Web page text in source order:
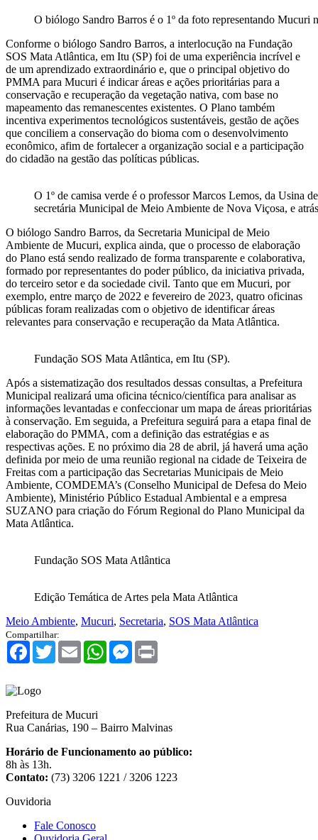
O biólogo Sandro Barros é o 1º da foto representando Mucuri
Conforme o biólogo Sandro Barros, a interlocução na Fundação
SOS Mata Atlântica, em Itu (SP) foi de uma experiência incrível e
de um aprendizado extraordinário e, que o principal objetivo do
PMMA para Mucuri é indicar áreas e ações prioritárias para a
conservação e recuperação da vegetação nativa, com base no
mapeamento das remanescentes existentes. O Plano também
incentiva experimentos tecnológicos sustentáveis, gestão de ações
que conciliem a conservação do bioma com o desenvolvimento
econômico, afim de fortalecer a organização social e a participação
do cidadão na gestão das políticas públicas.
O 1º de camisa verde é o professor Marcos Lemos, da Usina
secretária Municipal de Meio Ambiente de Nova Viçosa, e
O biólogo Sandro Barros, da Secretaria Municipal de Meio
Ambiente de Mucuri, explica ainda, que o processo de elaboração
do Plano está sendo realizado de forma transparente e colaborativa,
formado por representantes do poder público, da iniciativa privada,
do terceiro setor e da sociedade civil. Tanto que em Mucuri, por
exemplo, entre março de 2022 e fevereiro de 2023, quatro oficinas
públicas foram realizadas com o objetivo de identificar áreas
relevantes para conservação e recuperação da Mata Atlântica.
Fundação SOS Mata Atlântica, em Itu (SP).
Após a sistematização dos resultados dessas consultas, a Prefeitura
Municipal realizará uma oficina técnico/científica para analisar as
informações levantadas e confeccionar um mapa de áreas prioritárias
à conservação. Em seguida, a Prefeitura seguirá para a etapa final de
elaboração do PMMA, com a definição das estratégias e as
respectivas ações. E no próximo dia 28 de abril, já haverá uma ação
definida por meio de uma reunião regional na cidade de Teixeira de
Freitas com a participação das Secretarias Municipais de Meio
Ambiente, COMDEMA’s (Conselho Municipal de Defesa do Meio
Ambiente), Ministério Público Estadual Ambiental e a empresa
SUZANO para criação do Fórum Regional do Plano Municipal da
Mata Atlântica.
Fundação SOS Mata Atlântica
Edição Temática de Artes pela Mata Atlântica
Meio Ambiente, Mucuri, Secretaria, SOS Mata Atlântica
Compartilhar:
Facebook
TwitterEmail WhatsAppMessenger
Prefeitura de Mucuri
Rua Canárias, 190 – Bairro Malvinas
Horário de Funcionamento ao público:
8h às 13h.
Contato: (73) 3206 1221 / 3206 1223
Ouvidoria
Fale Conosco